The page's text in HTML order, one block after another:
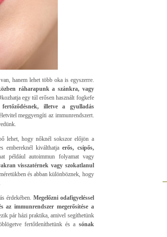
hanem lehet több oka is egyszerre.
ráharapunk a szánkra, vagy
egy túl erősen használt fogkefe
illetve a gyulladás
meggyengíti az immunrendszert.
lehet, hogy nőknél sokszor előjön a
embereknél kiválthatjaerős, csípős,
például autoimmun folyamat vagy
visszatérnek vagy szokatlanul
és abban különböznek, hogy
érdekében. Megelőzni odafigyeléssel
az immunrendszer megerősítése a
pár házi praktika, amivel segíthetünk
fertőtleníthetünk és a sónak